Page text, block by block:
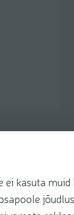
kasuta muid